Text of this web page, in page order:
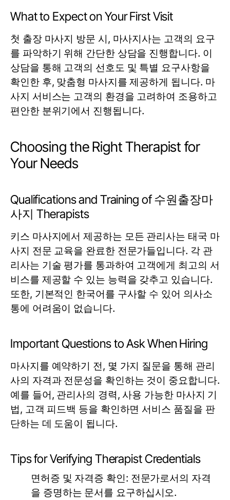
What to Expect on Your First Visit
첫 출장 마사지 방문 시, 마사지사는 고객의 요구
를 파악하기 위해 간단한 상담을 진행합니다. 이
상담을 통해 고객의 선호도 및 특별 요구사항을
확인한 후, 맞춤형 마사지를 제공하게 됩니다. 마
사지 서비스는 고객의 환경을 고려하여 조용하고
편안한 분위기에서 진행됩니다.
Choosing the Right Therapist for
Your Needs
Qualifications and Training of 수원출장마
사지 Therapists
키스 마사지에서 제공하는 모든 관리사는 태국 마
사지 전문 교육을 완료한 전문가들입니다. 각 관
리사는 기술 평가를 통과하여 고객에게 최고의 서
비스를 제공할 수 있는 능력을 갖추고 있습니다.
또한, 기본적인 한국어를 구사할 수 있어 의사소
통에 어려움이 없습니다.
Important Questions to Ask When Hiring
마사지를 예약하기 전, 몇 가지 질문을 통해 관리
사의 자격과 전문성을 확인하는 것이 중요합니다.
예를 들어, 관리사의 경력, 사용 가능한 마사지 기
법, 고객 피드백 등을 확인하면 서비스 품질을 판
단하는 데 도움이 됩니다.
Tips for Verifying Therapist Credentials
면허증 및 자격증 확인: 전문가로서의 자격
을 증명하는 문서를 요구하십시오.